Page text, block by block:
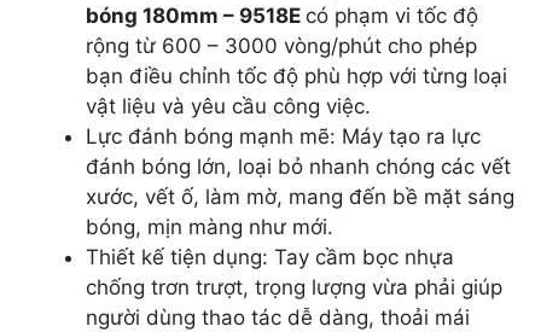
bóng 180mm – 9518E có phạm vi tốc độ
rộng từ 600 – 3000 vòng/phút cho phép
bạn điều chỉnh tốc độ phù hợp với từng loại
vật liệu và yêu cầu công việc.
Lực đánh bóng mạnh mẽ: Máy tạo ra lực
đánh bóng lớn, loại bỏ nhanh chóng các vết
xước, vết ố, làm mờ, mang đến bề mặt sáng
bóng, mịn màng như mới.
Thiết kế tiện dụng: Tay cầm bọc nhựa
chống trơn trượt, trọng lượng vừa phải giúp
người dùng thao tác dễ dàng, thoải mái